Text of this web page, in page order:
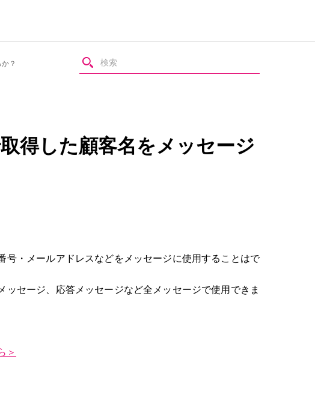
？
得した顧客名をメッセージ
号・メールアドレスなどをメッセージに使用することはで
セージ、応答メッセージなど全メッセージで使用できま
＞